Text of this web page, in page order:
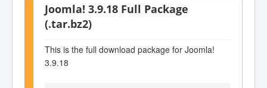
Joomla! 3.9.18 Full Package
(.tar.bz2)
This is the full download package for Joomla!
3.9.18